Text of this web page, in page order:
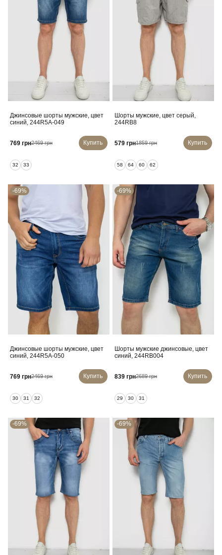
Джинсовые шорты мужские, цвет
синий, 244R5A-049
769 грн2469 грн Купить
32 33
Шорты мужские, цвет серый,
244RB8
579 грн1859 грн Купить
58 64 60 62
-69%
Джинсовые шорты мужские, цвет
синий, 244R5A-050
769 грн2469 грн Купить
30 31 32
-69%
Шорты мужские джинсовые, цвет
синий, 244RB004
839 грн2689 грн Купить
29 30 31
-69% -69%